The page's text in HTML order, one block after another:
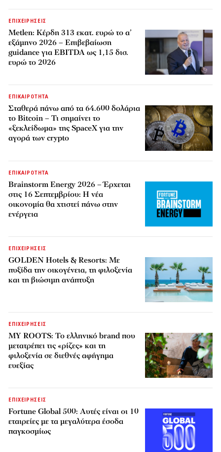
ΕΠΙΧΕΙΡΗΣΕΙΣ
Metlen: Κέρδη 313 εκατ. ευρώ το α’
εξάμηνο 2026 – Επιβεβαίωση
guidance για EBITDA ως 1,15 δισ.
ευρώ το 2026
ΕΠΙΚΑΙΡΟΤΗΤΑ
Σταθερά πάνω από τα 64.600 δολάρια
το Bitcoin – Τι σημαίνει το
«ξεκλείδωμα» της SpaceX για την
αγορά των crypto
ΕΠΙΚΑΙΡΟΤΗΤΑ
Brainstorm Energy 2026 – Έρχεται
στις 16 Σεπτεμβρίου: Η νέα
οικονομία θα χτιστεί πάνω στην
ενέργεια
ΕΠΙΧΕΙΡΗΣΕΙΣ
GOLDEN Hotels & Resorts: Με
πυξίδα την οικογένεια, τη φιλοξενία
και τη βιώσιμη ανάπτυξη
ΕΠΙΧΕΙΡΗΣΕΙΣ
MY ROOTS: Το ελληνικό brand που
μετατρέπει τις «ρίζες» και τη
φιλοξενία σε διεθνές αφήγημα
ευεξίας
ΕΠΙΧΕΙΡΗΣΕΙΣ
Fortune Global 500: Αυτές είναι οι 10
εταιρείες με τα μεγαλύτερα έσοδα
παγκοσμίως